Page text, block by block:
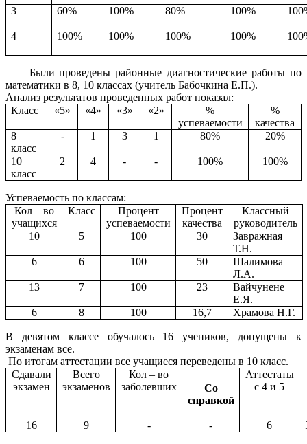
3 60% 100% 80% 100%
4 100% 100% 100% 100%
Были проведены районные диагностические работы по
математики в 8, 10 классах (учитель Бабочкина Е.П.).
Анализ результатов проведенных работ показал:
Класс
«5» «4» «3» «2»
%
успеваемости
%
качества
8
класс
- 1 3 1 80% 20%
10
класс
2 4 - - 100% 100%
Успеваемость по классам:
Кол – во
учащихся
Класс
Процент
успеваемости
Процент
качества
Классный
руководитель
10
5 100 30
Завражная
Т.Н.
6
6 100 50
Шалимова
Л.А.
13
7 100 23
Вайчунене
Е.Я.
6
8 100 16,7 Храмова Н.Г.
В девятом классе обучалось 16 учеников, допущены к
экзаменам все.
По итогам аттестации все учащиеся переведены в 10 класс.
Сдавали
экзамен
Всего
экзаменов
Кол – во
заболевших
Со
справкой
Аттестаты
с 4 и 5
16 9 - - 6